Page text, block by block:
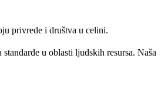
privrede i društva u celini.
u oblasti ljudskih resursa. Naša